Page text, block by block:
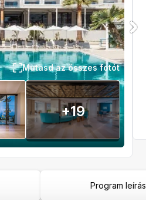
Mutasd az összes fotót
+19
Program leírás